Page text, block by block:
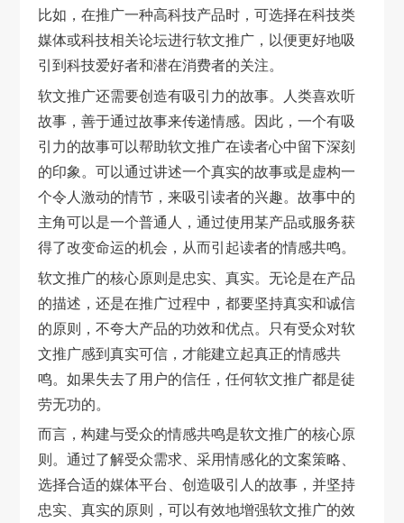
比如，在推广一种高科技产品时，可选择在科技类
媒体或科技相关论坛进行软文推广，以便更好地吸
引到科技爱好者和潜在消费者的关注。
软文推广还需要创造有吸引力的故事。人类喜欢听
故事，善于通过故事来传递情感。因此，一个有吸
引力的故事可以帮助软文推广在读者心中留下深刻
的印象。可以通过讲述一个真实的故事或是虚构一
个令人激动的情节，来吸引读者的兴趣。故事中的
主角可以是一个普通人，通过使用某产品或服务获
得了改变命运的机会，从而引起读者的情感共鸣。
软文推广的核心原则是忠实、真实。无论是在产品
的描述，还是在推广过程中，都要坚持真实和诚信
的原则，不夸大产品的功效和优点。只有受众对软
文推广感到真实可信，才能建立起真正的情感共
鸣。如果失去了用户的信任，任何软文推广都是徒
劳无功的。
而言，构建与受众的情感共鸣是软文推广的核心原
则。通过了解受众需求、采用情感化的文案策略、
选择合适的媒体平台、创造吸引人的故事，并坚持
忠实、真实的原则，可以有效地增强软文推广的效